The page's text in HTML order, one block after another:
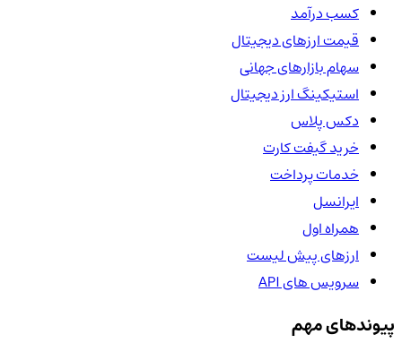
کسب درآمد
قیمت ارزهای دیجیتال
سهام بازارهای جهانی
استیکینگ ارز دیجیتال
دکس پلاس
خرید گیفت کارت
خدمات پرداخت
ایرانسل
همراه اول
ارزهای پیش لیست
سرویس های API
پیوندهای مهم